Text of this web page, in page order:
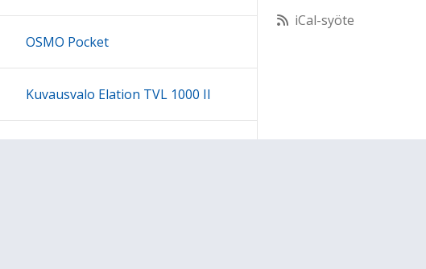
11:00
iCal-syöte
OSMO Pocket
Kuvausvalo Elation TVL 1000 II